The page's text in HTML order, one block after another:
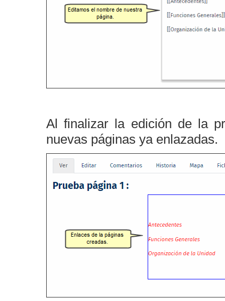
Al finalizar la edición de la
nuevas páginas ya enlazadas.